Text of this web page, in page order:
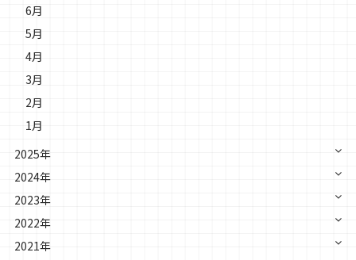
6月
5月
4月
3月
2月
1月
2025年
2024年
2023年
2022年
2021年